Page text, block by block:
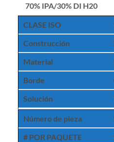
70% IPA/30% DI H20
CLASE ISO
Construcción
Material
Borde
Solución
Número de pieza
# POR PAQUETE